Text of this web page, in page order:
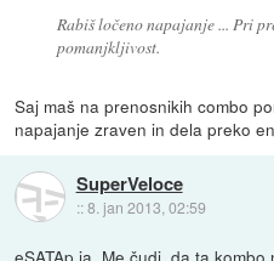
Rabiš ločeno napajanje ... Pri
pomanjkljivost.
Saj maš na prenosnikih combo
napajanje zraven in dela preko
SuperVeloce
::8. jan 2013, 02:59
eSATAp ja. Me čudi, da ta